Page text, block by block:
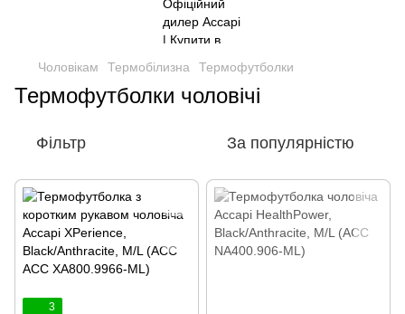
Чоловікам Термобілизна Термофутболки
Термофутболки чоловічі
Фільтр За популярністю
3